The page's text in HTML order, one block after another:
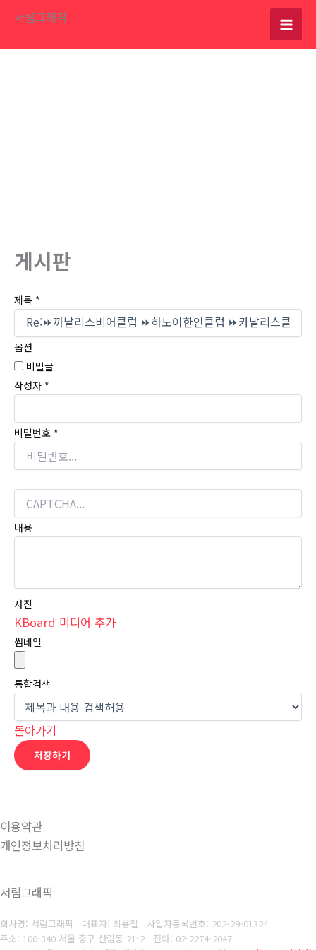
츠
서림그래픽
게시판
제목 *
옵션
비밀글
작성자 *
비밀번호 *
내용
사진
KBoard 미디어 추가
썸네일
통합검색
돌아가기
저장하기
이용약관
개인정보처리방침
서림그래픽
회사명: 서림그래픽 대표자: 최용철 사업자등록번호: 202-29-01324
주소: 100-340 서울 중구 산림동 21-2 전화: 02-2274-2047